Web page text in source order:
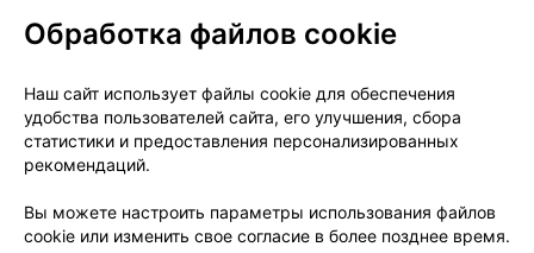
О проекте
Новости проекта
Размещение рекламы
Медицинский маркетинг
Публичный договор
Доставка
Способы оплаты
Вакансии
Партнеры
Обработка файлов cookie
Наш сайт использует файлы cookie для обеспечения
удобства пользователей сайта, его улучшения, сбора
статистики и предоставления персонализированных
рекомендаций.
Вы можете настроить параметры использования файлов
cookie или изменить свое согласие в более позднее время.